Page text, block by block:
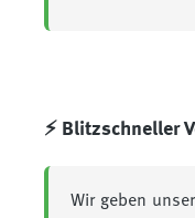
⚡ Blitzschneller
Wir geben